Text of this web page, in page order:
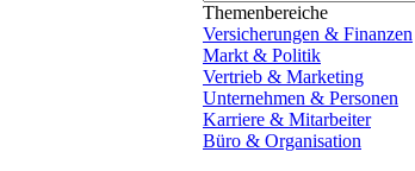
Themenbereiche
Versicherungen & Finanzen
Markt & Politik
Vertrieb & Marketing
Unternehmen & Personen
Karriere & Mitarbeiter
Büro & Organisation